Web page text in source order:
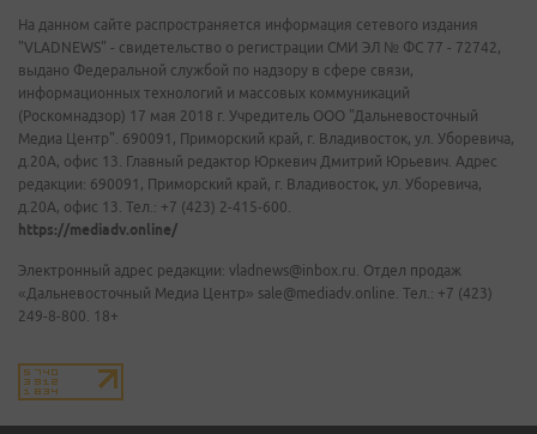
На данном сайте распространяется информация сетевого издания
"VLADNEWS" - свидетельство о регистрации СМИ ЭЛ № ФС 77 - 72742,
выдано Федеральной службой по надзору в сфере связи,
информационных технологий и массовых коммуникаций
(Роскомнадзор) 17 мая 2018 г. Учредитель ООО "Дальневосточный
Медиа Центр". 690091, Приморский край, г. Владивосток, ул. Уборевича,
д.20А, офис 13. Главный редактор Юркевич Дмитрий Юрьевич. Адрес
редакции: 690091, Приморский край, г. Владивосток, ул. Уборевича,
д.20А, офис 13. Тел.: +7 (423) 2-415-600.
https://mediadv.online/
Электронный адрес редакции: vladnews@inbox.ru. Отдел продаж
«Дальневосточный Медиа Центр» sale@mediadv.online. Тел.: +7 (423)
249-8-800. 18+